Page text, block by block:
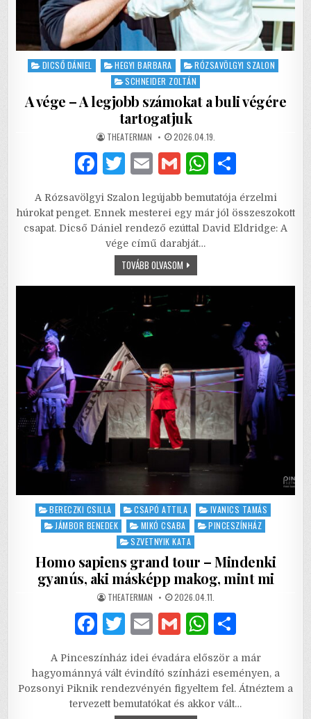
Posted
DICSŐ DÁNIEL HEGYI BARBARA
RÓZSAVÖLGYI SZALON
SCHNEIDER ZOLTÁN
A vége – A legjobb számokat a buli végére
tartogatjuk
AUTHOR:
THEATERMAN PUBLISHED
DATE:
2026.04.19.
F
c
e
b
k
T
it
te
r
E
ai
l
G
ai
l
W
at
s
ar
e
A Rózsavölgyi Szalon legújabb bemutatója érzelmi
húrokat penget. Ennek mesterei egy már jól összeszokott
csapat. Dicső Dániel rendező ezúttal David Eldridge: A
vége című darabját…
TOVÁBB OLVASOMA
VÉGE
–
LEGJOBB
SZÁMOKAT
Posted
in
BERECZKI CSILLA CSAPÓ ATTILA
IVANICS TAMÁS
JÁMBOR BENEDEK
MIKÓ CSABA
PINCESZÍNHÁZ
SZVETNYIK KATA
Homo sapiens grand tour – Mindenki
gyanús, aki másképp makog, mint mi
AUTHOR:
THEATERMAN PUBLISHED
DATE:
2026.04.11.
F
c
e
b
T
it
te
r
E
ai
l
G
ai
l
W
at
s
A
ar
e
A Pinceszínház idei évadára először a már
hagyománnyá vált évindító színházi eseményen, a
Pozsonyi Piknik rendezvényén figyeltem fel. Átnéztem a
tervezett bemutatókat és akkor vált…